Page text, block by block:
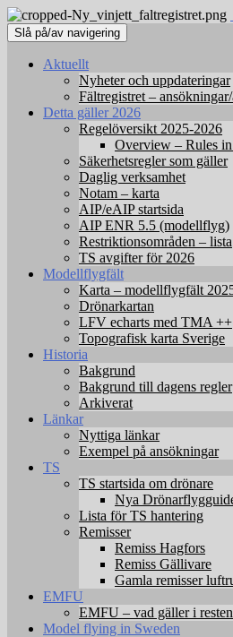
Slå på/av navigering
Aktuellt
Nyheter och uppdateringar
Fältregistret –
Detta gäller 2026
Regelöversikt 2025-2026
Overview – Rules
Säkerhetsregler som gäller
Daglig verksamhet
Notam – karta
AIP/eAIP startsida
AIP ENR 5.5 (modellflyg)
Restriktionsområden – lista
TS avgifter för 2026
Modellflygfält
Karta – modellflygfält
Drönarkartan
LFV echarts med TMA ++
Topografisk karta Sverige
Historia
Bakgrund
Bakgrund till dagens regler
Arkiverat
Länkar
Nyttiga länkar
Exempel på ansökningar
TS
TS startsida om drönare
Nya
Lista för TS hantering
Remisser
Remiss Hagfors
Remiss Gällivare
Gamla remisser
EMFU
EMFU – vad gäller i
Model flying in Sweden